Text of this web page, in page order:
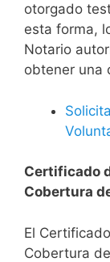
otorgado
esta forma,
Notario
obtener una
Certificado
Cobertura
El
Cobertura